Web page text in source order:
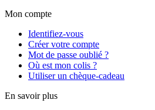
Mon compte
Identifiez-vous
Créer votre compte
Mot de passe oublié ?
Où est mon colis ?
Utiliser un chèque-cadeau
En savoir plus